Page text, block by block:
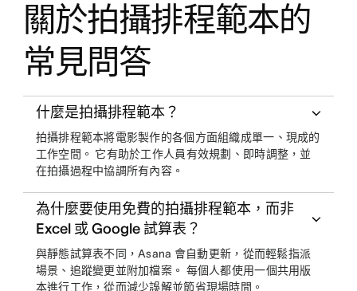
關於拍攝排程範本的
常見問答
什麼是拍攝排程範本？
拍攝排程範本將電影製作的各個方面組織成單一、現成的
工作空間。 它有助於工作人員有效規劃、即時調整，並
在拍攝過程中協調所有內容。
為什麼要使用免費的拍攝排程範本，而非
Excel 或 Google 試算表？
與靜態試算表不同，Asana 會自動更新，從而輕鬆指派
場景、追蹤變更並附加檔案。 每個人都使用一個共用版
本進行工作，從而減少誤解並節省現場時間。